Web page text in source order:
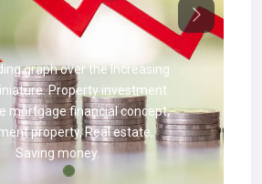
graph over the Increasing
Property investment
mortgage financial concept,
property, Real estate,
Saving money.
Next